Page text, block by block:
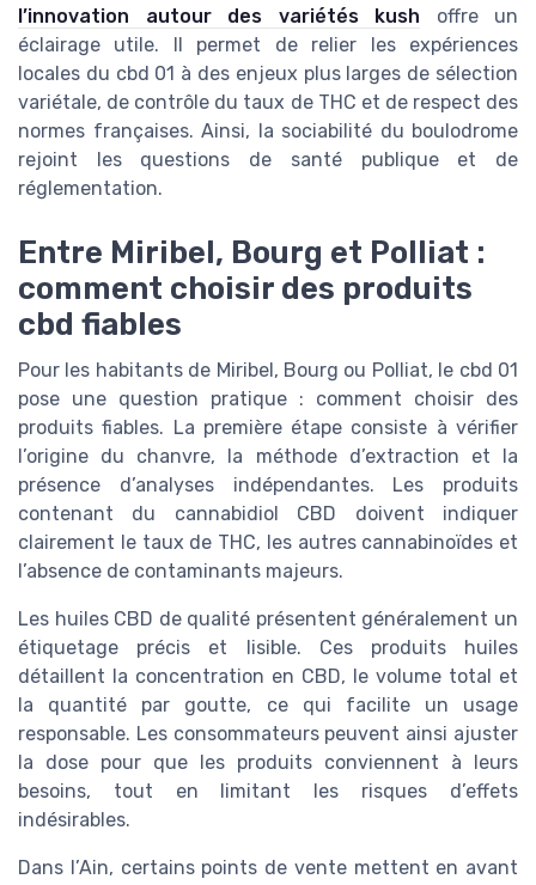
l’innovation autour des variétés kush offre un
éclairage utile. Il permet de relier les expériences
locales du cbd 01 à des enjeux plus larges de sélection
variétale, de contrôle du taux de THC et de respect des
normes françaises. Ainsi, la sociabilité du boulodrome
rejoint les questions de santé publique et de
réglementation.
Entre Miribel, Bourg et Polliat :
comment choisir des produits
cbd fiables
Pour les habitants de Miribel, Bourg ou Polliat, le cbd 01
pose une question pratique : comment choisir des
produits fiables. La première étape consiste à vérifier
l’origine du chanvre, la méthode d’extraction et la
présence d’analyses indépendantes. Les produits
contenant du cannabidiol CBD doivent indiquer
clairement le taux de THC, les autres cannabinoïdes et
l’absence de contaminants majeurs.
Les huiles CBD de qualité présentent généralement un
étiquetage précis et lisible. Ces produits huiles
détaillent la concentration en CBD, le volume total et
la quantité par goutte, ce qui facilite un usage
responsable. Les consommateurs peuvent ainsi ajuster
la dose pour que les produits conviennent à leurs
besoins, tout en limitant les risques d’effets
indésirables.
Dans l’Ain, certains points de vente mettent en avant